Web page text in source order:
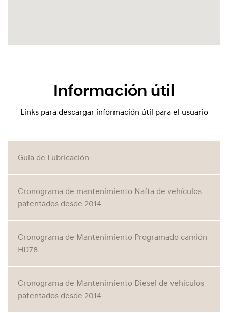
Información útil
Links para descargar información útil para el usuario
Guía de Lubricación
Cronograma de mantenimiento Nafta de vehículos
patentados desde 2014
Cronograma de Mantenimiento Programado camión
HD78
Cronograma de Mantenimiento Diesel de vehículos
patentados desde 2014